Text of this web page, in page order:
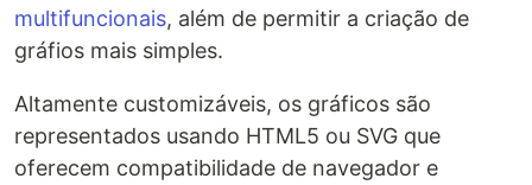
multifuncionais, além de permitir a criação de
gráfios mais simples.
Altamente customizáveis, os gráficos são
representados usando HTML5 ou SVG que
oferecem compatibilidade de navegador e